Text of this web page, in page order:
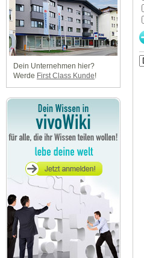
Dein Unternehmen hier?
Werde First Class Kunde!